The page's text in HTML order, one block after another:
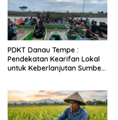
PDKT Danau Tempe :
Pendekatan Kearifan Lokal
untuk Keberlanjutan Sumber